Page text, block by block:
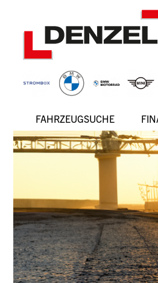
Hauptnavigation
FAHRZEUGSUCHE